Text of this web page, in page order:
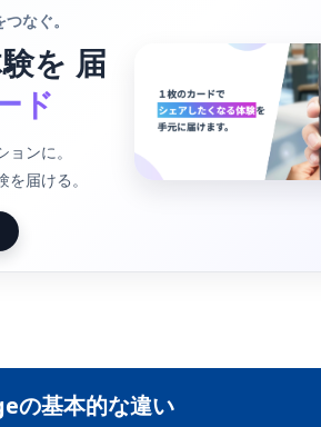
なぐ。
を 届
ド
ンに。
届ける。
の基本的な違い